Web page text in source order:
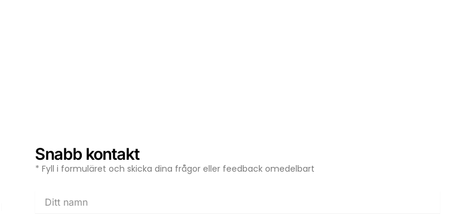
Snabb kontakt
* Fyll i formuläret och skicka dina frågor eller feedback omedelbart